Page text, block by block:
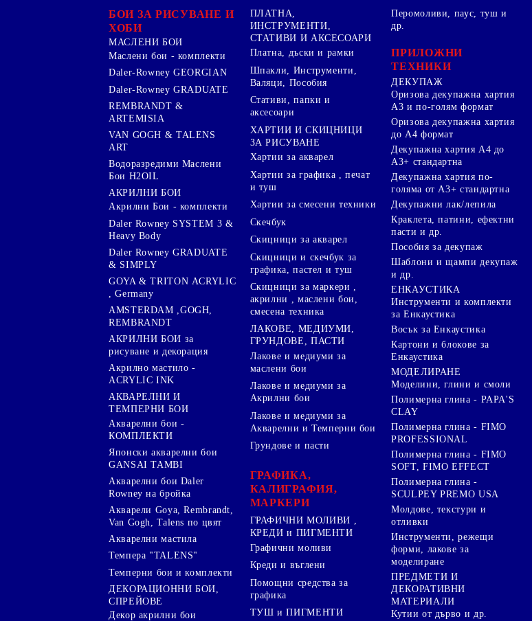
БОИ ЗА РИСУВАНЕ И
ХОБИ
МАСЛЕНИ БОИ
Маслени бои - комплекти
Daler-Rowney GEORGIAN
Daler-Rowney GRADUATE
REMBRANDT &
ARTEMISIA
VAN GOGH & TALENS
ART
Водоразредими Маслени
Бои H2OIL
АКРИЛНИ БОИ
Акрилни Бои - комплекти
Daler Rowney SYSTEM 3 &
Heavy Body
Daler Rowney GRADUATE
& SIMPLY
GOYA & TRITON АCRYLIC
, Germany
AMSTERDAM ,GOGH,
REMBRANDT
АКРИЛНИ БОИ за
рисуване и декорация
Акрилно мастило -
ACRYLIC INK
АКВАРЕЛНИ И
ТЕМПЕРНИ БОИ
Акварелни бои -
КОМПЛЕКТИ
Японски акварелни бои
GANSAI TAMBI
Акварелни бои Daler
Rowney на бройка
Акварели Goya, Rembrandt,
Van Gogh, Talens по цвят
Акварелни мастила
Темпера "TALENS"
Темперни бои и комплекти
ДЕКОРАЦИОННИ БОИ,
СПРЕЙОВЕ
Декор акрилни бои
ПЛАТНА,
ИНСТРУМЕНТИ,
СТАТИВИ И АКСЕСОАРИ
Платна, дъски и рамки
Шпакли, Инструменти,
Валяци, Пособия
Стативи, папки и
аксесоари
ХАРТИИ И СКИЦНИЦИ
ЗА РИСУВАНЕ
Хартии за акварел
Хартии за графика , печат
и туш
Хартии за смесени техники
Скечбук
Скицници за акварел
Скицници и скечбук за
графика, пастел и туш
Скицници за маркери ,
акрилни , маслени бои,
смесена техника
ЛАКОВЕ, МЕДИУМИ,
ГРУНДОВЕ, ПАСТИ
Лакове и медиуми за
маслени бои
Лакове и медиуми за
Акрилни бои
Лакове и медиуми за
Акварелни и Темперни бои
Грундове и пасти
ГРАФИКА,
КАЛИГРАФИЯ,
МАРКЕРИ
ГРАФИЧНИ МОЛИВИ ,
КРЕДИ и ПИГМЕНТИ
Графични моливи
Креди и въглени
Помощни средства за
графика
ТУШ и ПИГМЕНТИ
Перомоливи, паус, туш и
др.
ПРИЛОЖНИ
ТЕХНИКИ
ДЕКУПАЖ
Оризова декупажна хартия
А3 и по-голям формат
Оризова декупажна хартия
до А4 формат
Декупажна хартия А4 до
А3+ стандартна
Декупажна хартия по-
голяма от А3+ стандартна
Декупажни лак/лепила
Краклета, патини, ефектни
пасти и др.
Пособия за декупаж
Шаблони и щампи декупаж
и др.
ЕНКАУСТИКА
Инструменти и комплекти
за Енкаустика
Восък за Енкаустика
Картони и блокове за
Енкаустика
МОДЕЛИРАНЕ
Моделини, глини и смоли
Полимерна глина - PAPA'S
CLAY
Полимерна глина - FIMO
PROFESSIONAL
Полимерна глина - FIMO
SOFT, FIMO EFFECT
Полимерна глина -
SCULPEY PREMO USA
Молдове, текстури и
отливки
Инструменти, режещи
форми, лакове за
моделиране
ПРЕДМЕТИ И
ДЕКОРАТИВНИ
МАТЕРИАЛИ
Кутии от дърво и др.